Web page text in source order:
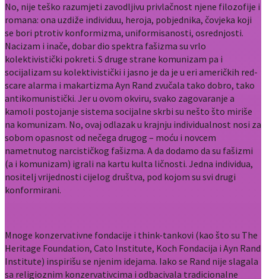
No, nije teško razumjeti zavodljivu privlačnost njene filozofije i
romana: ona uzdiže individuu, heroja, pobjednika, čovjeka koji
se bori ptrotiv konformizma, uniformisanosti, osrednjosti.
Nacizam i inače, dobar dio spektra fašizma su vrlo
kolektivistički pokreti. S druge strane komunizam pa i
socijalizam su kolektivistički i jasno je da je u eri američkih red-
scare alarma i makartizma Ayn Rand zvučala tako dobro, tako
antikomunistički. Jer u ovom okviru, svako zagovaranje a
kamoli postojanje sistema socijalne skrbi su nešto što miriše
na komunizam. No, ovaj odlazak u krajnju individualnost nosi za
sobom opasnost od nečega drugog – moću i novcem
nametnutog narcističkog fašizma. A da dodamo da su fašizmi
(a i komunizam) igrali na kartu kulta ličnosti. Jedna individua,
nositelj vrijednosti cijelog društva, pod kojom su svi drugi
konformirani.
Mnoge konzervativne fondacije i think-tankovi (kao što su The
Heritage Foundation, Cato Institute, Koch Fondacija i Ayn Rand
Institute) inspirišu se njenim idejama. Iako se Rand nije slagala
sa religioznim konzervativcima i odbacivala tradicionalne